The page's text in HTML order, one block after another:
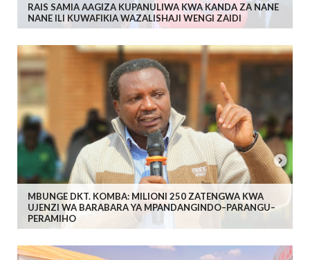
RAIS SAMIA AAGIZA KUPANULIWA KWA KANDA ZA NANE
NANE ILI KUWAFIKIA WAZALISHAJI WENGI ZAIDI
MBUNGE DKT. KOMBA: MILIONI 250 ZATENGWA KWA
UJENZI WA BARABARA YA MPANDANGINDO–PARANGU–
PERAMIHO